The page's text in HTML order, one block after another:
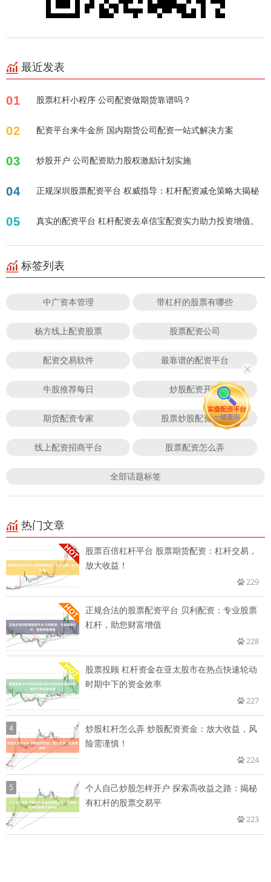
最近发表
01 股票杠杆小程序 公司配资做期货靠谱吗？
02 配资平台来牛金所 国内期货公司配资一站式解决方案
03 炒股开户 公司配资助力股权激励计划实施
04 正规深圳股票配资平台 权威指导：杠杆配资减仓策略大揭秘
05 真实的配资平台 杠杆配资去卓信宝配资实力助力投资增值。
标签列表
中广资本管理 带杠杆的股票有哪些
杨方线上配资股票 股票配资公司
配资交易软件 最靠谱的配资平台
牛股推荐每日 炒股配资开户
期货配资专家 股票炒股配资开户
线上配资招商平台 股票配资怎么弄
全部话题标签
热门文章
股票百倍杠杆平台 股票期货配资：杠杆交易，
放大收益！
229
正规合法的股票配资平台 贝利配资：专业股票
杠杆，助您财富增值
228
股票投顾 杠杆资金在亚太股市在热点快速轮动
时期中下的资金效率
227
4
炒股杠杆怎么弄 炒股配资资金：放大收益，风
险需谨慎！
224
5
个人自己炒股怎样开户 探索高收益之路：揭秘
有杠杆的股票交易平
223